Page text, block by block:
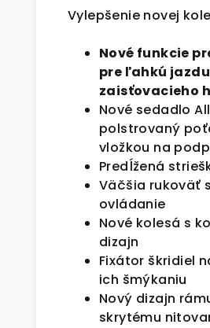
Vylepšenie novej
Nové funkcie
pre ľahkú
zaisťovacieho
Nové sedadlo
polstrovaný
vložkou na
Predĺžená
Väčšia rukoväť
ovládanie
Nové kolesá s
dizajn
Fixátor škridiel
ich šmýkaniu
Nový dizajn
skrytému